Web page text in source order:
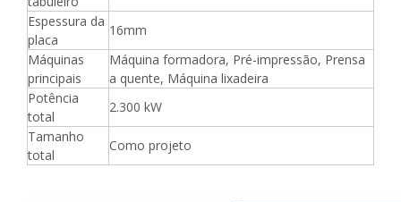
Espessura da
placa
16mm
Máquinas
principais
Máquina formadora, Pré-impressão, Prensa
a quente, Máquina lixadeira
Potência
total
2.300 kW
Tamanho
total
Como projeto